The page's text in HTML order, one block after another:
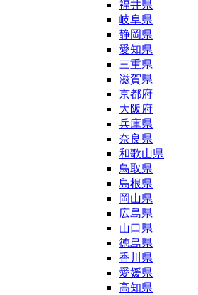
福井県
岐阜県
静岡県
愛知県
三重県
滋賀県
京都府
大阪府
兵庫県
奈良県
和歌山県
鳥取県
島根県
岡山県
広島県
山口県
徳島県
香川県
愛媛県
高知県